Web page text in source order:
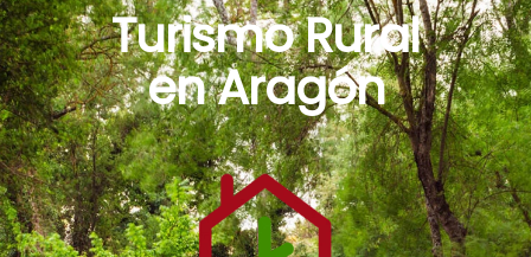
Turismo Rural
en Aragón